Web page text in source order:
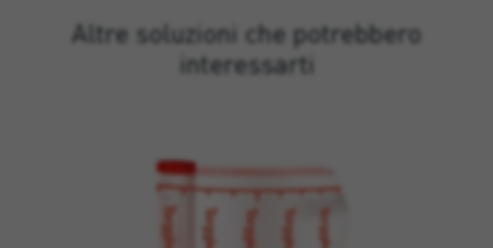
Altre soluzioni che potrebbero
interessarti